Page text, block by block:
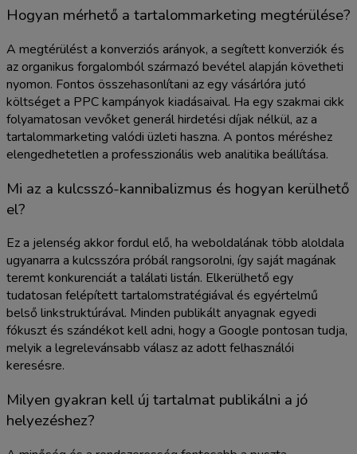
Hogyan mérhető a tartalommarketing megtérülése?
A megtérülést a konverziós arányok, a segített konverziók és
az organikus forgalomból származó bevétel alapján követheti
nyomon. Fontos összehasonlítani az egy vásárlóra jutó
költséget a PPC kampányok kiadásaival. Ha egy szakmai cikk
folyamatosan vevőket generál hirdetési díjak nélkül, az a
tartalommarketing valódi üzleti haszna. A pontos méréshez
elengedhetetlen a professzionális web analitika beállítása.
Mi az a kulcsszó-kannibalizmus és hogyan kerülhető
el?
Ez a jelenség akkor fordul elő, ha weboldalának több aloldala
ugyanarra a kulcsszóra próbál rangsorolni, így saját magának
teremt konkurenciát a találati listán. Elkerülhető egy
tudatosan felépített tartalomstratégiával és egyértelmű
belső linkstruktúrával. Minden publikált anyagnak egyedi
fókuszt és szándékot kell adni, hogy a Google pontosan tudja,
melyik a legrelevánsabb válasz az adott felhasználói
keresésre.
Milyen gyakran kell új tartalmat publikálni a jó
helyezéshez?